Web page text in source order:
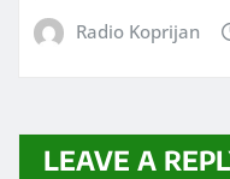
Radio Koprijan
LEAVE A